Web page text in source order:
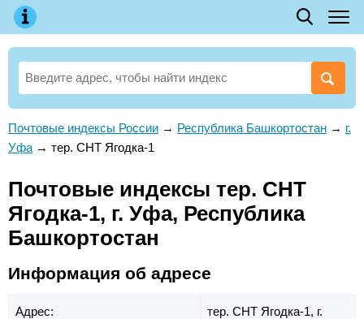
Почтовые индексы России → Республика Башкортостан → г.
Уфа → тер. СНТ Ягодка-1
Почтовые индексы тер. СНТ
Ягодка-1, г. Уфа, Республика
Башкортостан
Информация об адресе
Адрес: тер. СНТ Ягодка-1, г.